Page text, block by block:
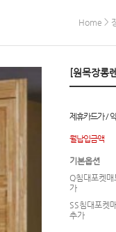
Home >
[원목장롱
제휴카드가 /
월납입금액
기본옵션
Q침대포켓매
가
SS침대포켓
추가